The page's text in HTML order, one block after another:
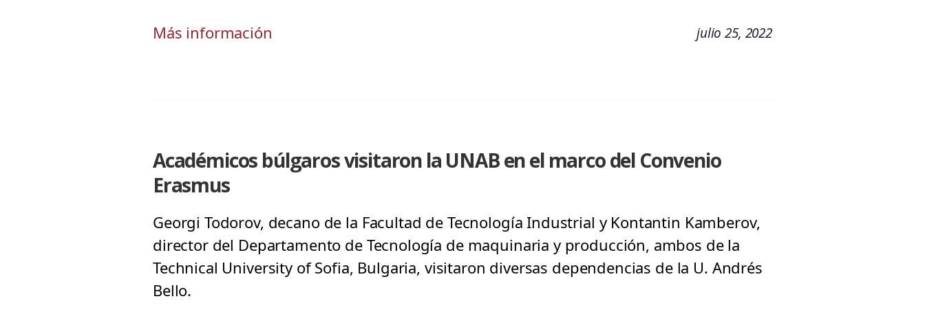
Más información julio 25, 2022
Académicos búlgaros visitaron la UNAB en el marco del Convenio
Erasmus
Georgi Todorov, decano de la Facultad de Tecnología Industrial y Kontantin Kamberov,
director del Departamento de Tecnología de maquinaria y producción, ambos de la
Technical University of Sofia, Bulgaria, visitaron diversas dependencias de la U. Andrés
Bello.